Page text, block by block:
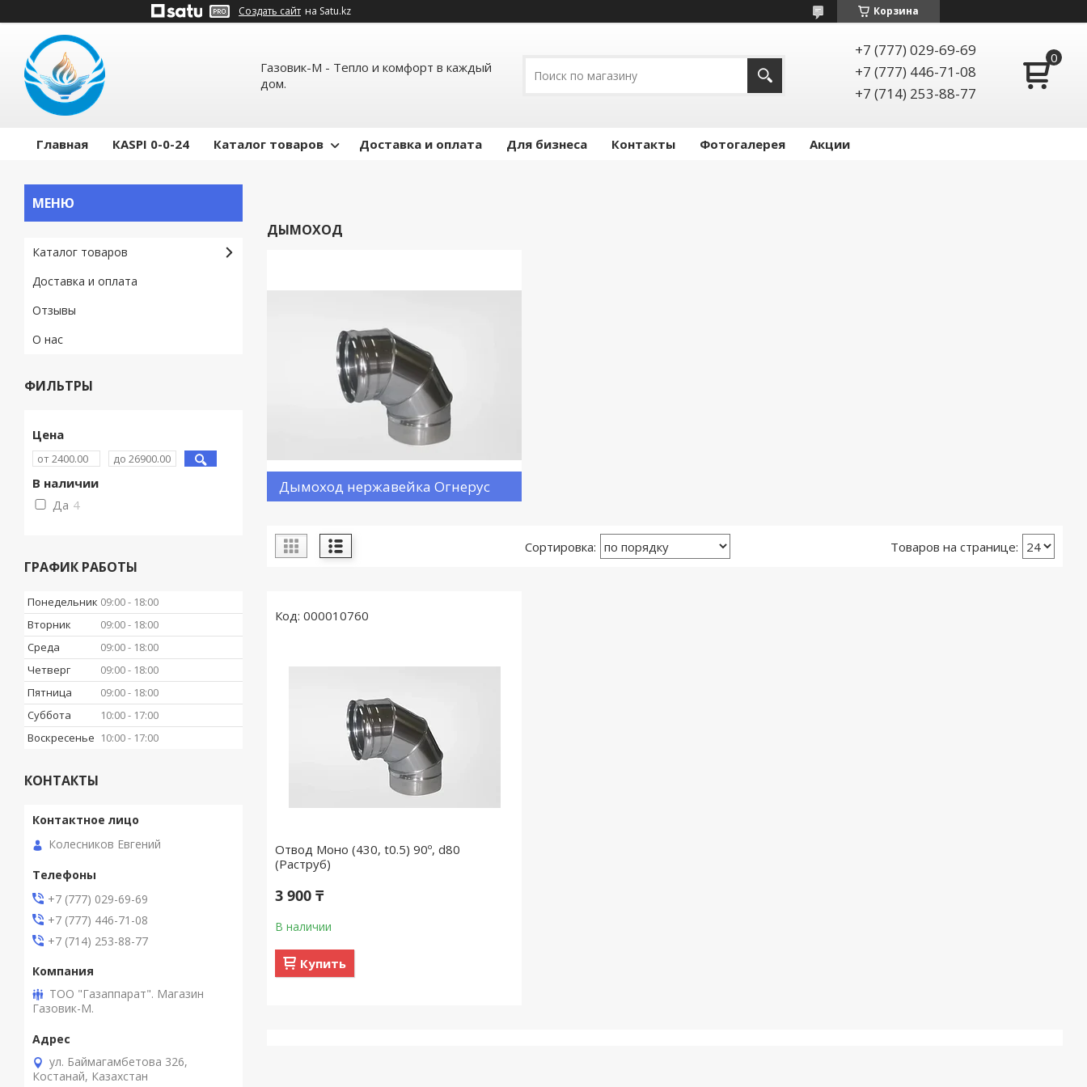
Создать сайт на Satu.kz Корзина
Газовик-М - Тепло и комфорт в каждый
дом.
+7 (777) 029-69-69
+7 (777) 446-71-08
+7 (714) 253-88-77
Главная КASPI 0-0-24 Каталог товаров Доставка и оплата Для бизнеса Контакты Фотогалерея Акции
ДЫМОХОД
Дымоход нержавейка Огнерус
000010760
Отвод Моно (430, t0.5) 90º, d80
(Раструб)
3 900 ₸
В наличии
Купить
Каталог товаров
Доставка и оплата
Отзывы
О нас
ФИЛЬТРЫ
Цена
В наличии
Да 4
ГРАФИК РАБОТЫ
Понедельник 09:00
18:00
Вторник
09:00
18:00
Среда
09:00
18:00
Четверг
09:00
18:00
Пятница
09:00
18:00
Суббота
10:00
17:00
Воскресенье 10:00 17:00
КОНТАКТЫ
Колесников Евгений
+7 (777) 029-69-69
+7 (777) 446-71-08
+7 (714) 253-88-77
ТОО "Газаппарат". Магазин
Газовик-М.
ул. Баймагамбетова 326,
Костанай, Казахстан